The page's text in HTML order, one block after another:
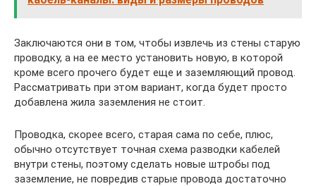
Заключаются они в том, чтобы извлечь из стены старую
проводку, а на ее место установить новую, в которой
кроме всего прочего будет еще и заземляющий провод.
Рассматривать при этом вариант, когда будет просто
добавлена жила заземления не стоит.
Проводка, скорее всего, старая сама по себе, плюс,
обычно отсутствует точная схема разводки кабелей
внутри стены, поэтому сделать новые штробы под
заземление, не повредив старые провода достаточно